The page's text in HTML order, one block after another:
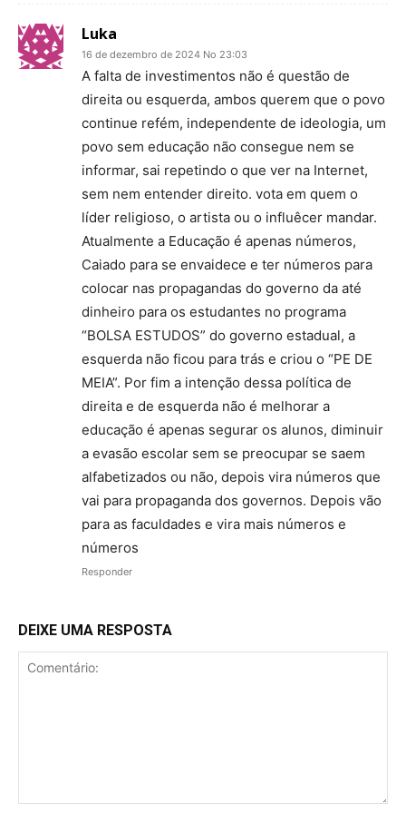
Luka
16 de dezembro de 2024 No 23:03
A falta de investimentos não é questão de
direita ou esquerda, ambos querem que o povo
continue refém, independente de ideologia, um
povo sem educação não consegue nem se
informar, sai repetindo o que ver na Internet,
sem nem entender direito. vota em quem o
líder religioso, o artista ou o influêcer mandar.
Atualmente a Educação é apenas números,
Caiado para se envaidece e ter números para
colocar nas propagandas do governo da até
dinheiro para os estudantes no programa
“BOLSA ESTUDOS” do governo estadual, a
esquerda não ficou para trás e criou o “PE DE
MEIA”. Por fim a intenção dessa política de
direita e de esquerda não é melhorar a
educação é apenas segurar os alunos, diminuir
a evasão escolar sem se preocupar se saem
alfabetizados ou não, depois vira números que
vai para propaganda dos governos. Depois vão
para as faculdades e vira mais números e
números
Responder
DEIXE UMA RESPOSTA